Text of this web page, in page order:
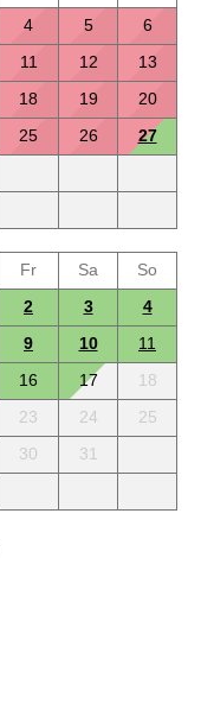
4 5
6
11 12
13
18 19
20
25 26
27
Fr Sa
So
2 3
4
9 10
11
16 17
18
23 24
25
30
31